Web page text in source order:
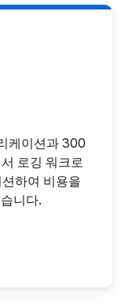
케이션과 300
로깅 워크로
하여 비용을
니다.